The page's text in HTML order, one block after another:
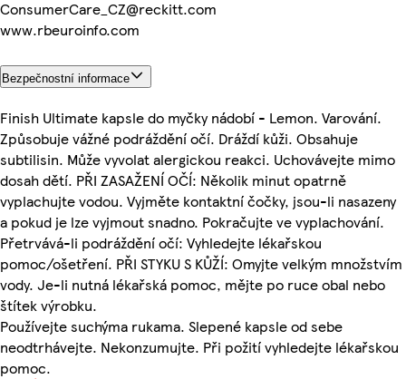
ConsumerCare_CZ@reckitt.com
www.rbeuroinfo.com
Bezpečnostní informace
Finish Ultimate kapsle do myčky nádobí - Lemon. Varování.
Způsobuje vážné podráždění očí. Dráždí kůži. Obsahuje
subtilisin. Může vyvolat alergickou reakci. Uchovávejte mimo
dosah dětí. PŘI ZASAŽENÍ OČÍ: Několik minut opatrně
vyplachujte vodou. Vyjměte kontaktní čočky, jsou-li nasazeny
a pokud je lze vyjmout snadno. Pokračujte ve vyplachování.
Přetrvává-li podráždění očí: Vyhledejte lékařskou
pomoc/ošetření. PŘI STYKU S KŮŽÍ: Omyjte velkým množstvím
vody. Je-li nutná lékařská pomoc, mějte po ruce obal nebo
štítek výrobku.
Používejte suchýma rukama. Slepené kapsle od sebe
neodtrhávejte. Nekonzumujte. Při požití vyhledejte lékařskou
pomoc.